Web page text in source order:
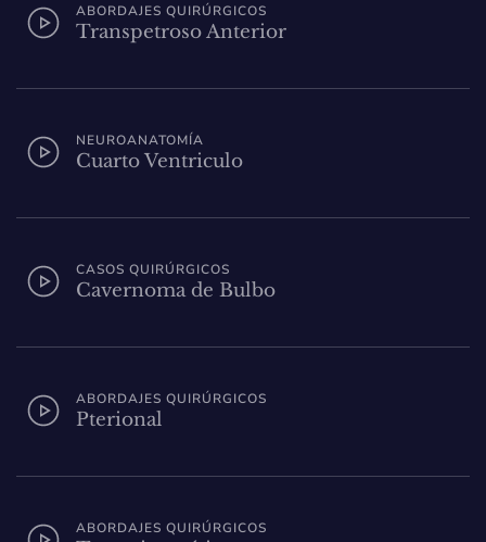
ABORDAJES QUIRÚRGICOS
Transpetroso Anterior
NEUROANATOMÍA
Cuarto Ventriculo
CASOS QUIRÚRGICOS
Cavernoma de Bulbo
ABORDAJES QUIRÚRGICOS
Pterional
ABORDAJES QUIRÚRGICOS